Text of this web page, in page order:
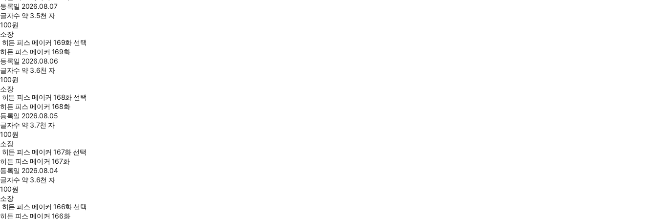
등록일 2026.08.07
글자수 약 3.5천 자
100원
소장
히든 피스 메이커 169화 선택
히든 피스 메이커 169화
등록일 2026.08.06
글자수 약 3.6천 자
100원
소장
히든 피스 메이커 168화 선택
히든 피스 메이커 168화
등록일 2026.08.05
글자수 약 3.7천 자
100원
소장
히든 피스 메이커 167화 선택
히든 피스 메이커 167화
등록일 2026.08.04
글자수 약 3.6천 자
100원
소장
히든 피스 메이커 166화 선택
히든 피스 메이커 166화